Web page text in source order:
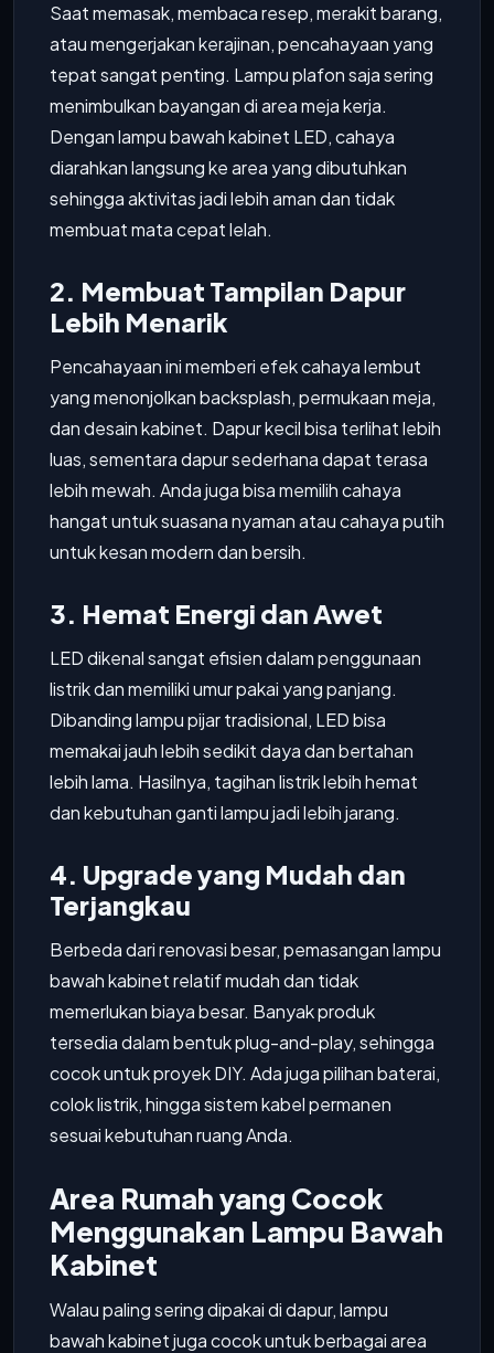
Saat memasak, membaca resep, merakit barang,
atau mengerjakan kerajinan, pencahayaan yang
tepat sangat penting. Lampu plafon saja sering
menimbulkan bayangan di area meja kerja.
Dengan lampu bawah kabinet LED, cahaya
diarahkan langsung ke area yang dibutuhkan
sehingga aktivitas jadi lebih aman dan tidak
membuat mata cepat lelah.
2. Membuat Tampilan Dapur
Lebih Menarik
Pencahayaan ini memberi efek cahaya lembut
yang menonjolkan backsplash, permukaan meja,
dan desain kabinet. Dapur kecil bisa terlihat lebih
luas, sementara dapur sederhana dapat terasa
lebih mewah. Anda juga bisa memilih cahaya
hangat untuk suasana nyaman atau cahaya putih
untuk kesan modern dan bersih.
3. Hemat Energi dan Awet
LED dikenal sangat efisien dalam penggunaan
listrik dan memiliki umur pakai yang panjang.
Dibanding lampu pijar tradisional, LED bisa
memakai jauh lebih sedikit daya dan bertahan
lebih lama. Hasilnya, tagihan listrik lebih hemat
dan kebutuhan ganti lampu jadi lebih jarang.
4. Upgrade yang Mudah dan
Terjangkau
Berbeda dari renovasi besar, pemasangan lampu
bawah kabinet relatif mudah dan tidak
memerlukan biaya besar. Banyak produk
tersedia dalam bentuk plug-and-play, sehingga
cocok untuk proyek DIY. Ada juga pilihan baterai,
colok listrik, hingga sistem kabel permanen
sesuai kebutuhan ruang Anda.
Area Rumah yang Cocok
Menggunakan Lampu Bawah
Kabinet
Walau paling sering dipakai di dapur, lampu
bawah kabinet juga cocok untuk berbagai area